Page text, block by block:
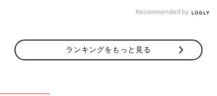
Recommended by
ランキングをもっと見る